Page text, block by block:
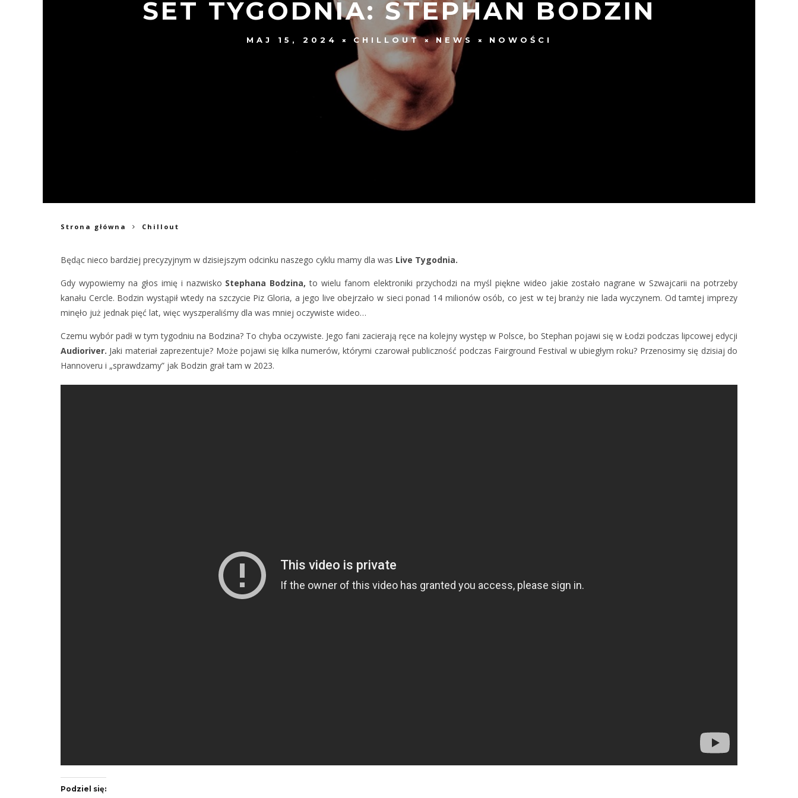
SET TYGODNIA: STEPHAN BODZIN
MAJ 15, 2024 CHILLOUT NEWS NOWOŚCI
Strona główna Chillout
Będąc nieco bardziej precyzyjnym w dzisiejszym odcinku naszego cyklu mamy dla was Live Tygodnia.
Gdy wypowiemy na głos imię i nazwisko Stephana Bodzina, to wielu fanom elektroniki przychodzi na myśl piękne wideo jakie zostało nagrane w Szwajcarii na potrzeby
kanału Cercle. Bodzin wystąpił wtedy na szczycie Piz Gloria, a jego live obejrzało w sieci ponad 14 milionów osób, co jest w tej branży nie lada wyczynem. Od tamtej imprezy
minęło już jednak pięć lat, więc wyszperaliśmy dla was mniej oczywiste wideo…
Czemu wybór padł w tym tygodniu na Bodzina? To chyba oczywiste. Jego fani zacierają ręce na kolejny występ w Polsce, bo Stephan pojawi się w Łodzi podczas lipcowej edycji
Audioriver. Jaki materiał zaprezentuje? Może pojawi się kilka numerów, którymi czarował publiczność podczas Fairground Festival w ubiegłym roku? Przenosimy się dzisiaj do
Hannoveru i „sprawdzamy” jak Bodzin grał tam w 2023.
Podziel się: